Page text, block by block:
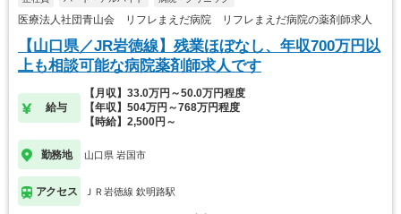
医療法人社団青山会 リフレまえだ病院 リフレまえだ病院の薬剤師求人
【山口県／JR岩徳線】残業ほぼなし、年収700万円以
上も相談可能な病院薬剤師求人です
給与
【月収】33.0万円～50.0万円程度
【年収】504万円～768万円程度
【時給】2,500円～
勤務地 山口県 岩国市
アクセス ＪＲ岩徳線 欽明路駅